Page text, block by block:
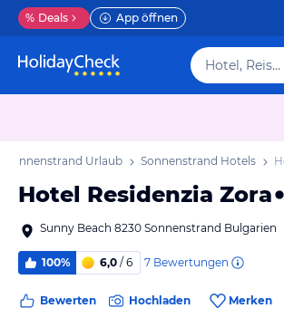
% Deals App öffnen
Hotel, Reiseziel
Sonnenstrand Urlaub Sonnenstrand Hotels
Hotel Residenzia Zora
Sunny Beach 8230 Sonnenstrand Bulgarien
100% 6,0 / 6 7 Bewertungen
Bewerten Hochladen Merken